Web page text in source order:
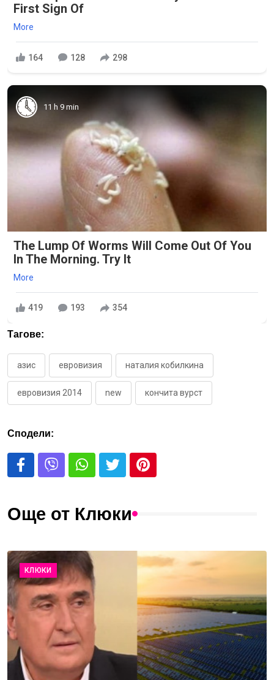
First Sign Of
More
164 128 298
11 h 9 min
The Lump Of Worms Will Come Out Of You
In The Morning. Try It
More
419 193 354
Тагове:
азис евровизия наталия кобилкина
евровизия 2014 new кончита вурст
Сподели:
Още от Клюки
КЛЮКИ